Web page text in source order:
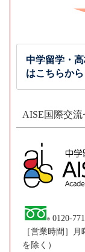
中学留学・
はこちらから
AISE国際交流
0120-
［営業時間］
を除く）